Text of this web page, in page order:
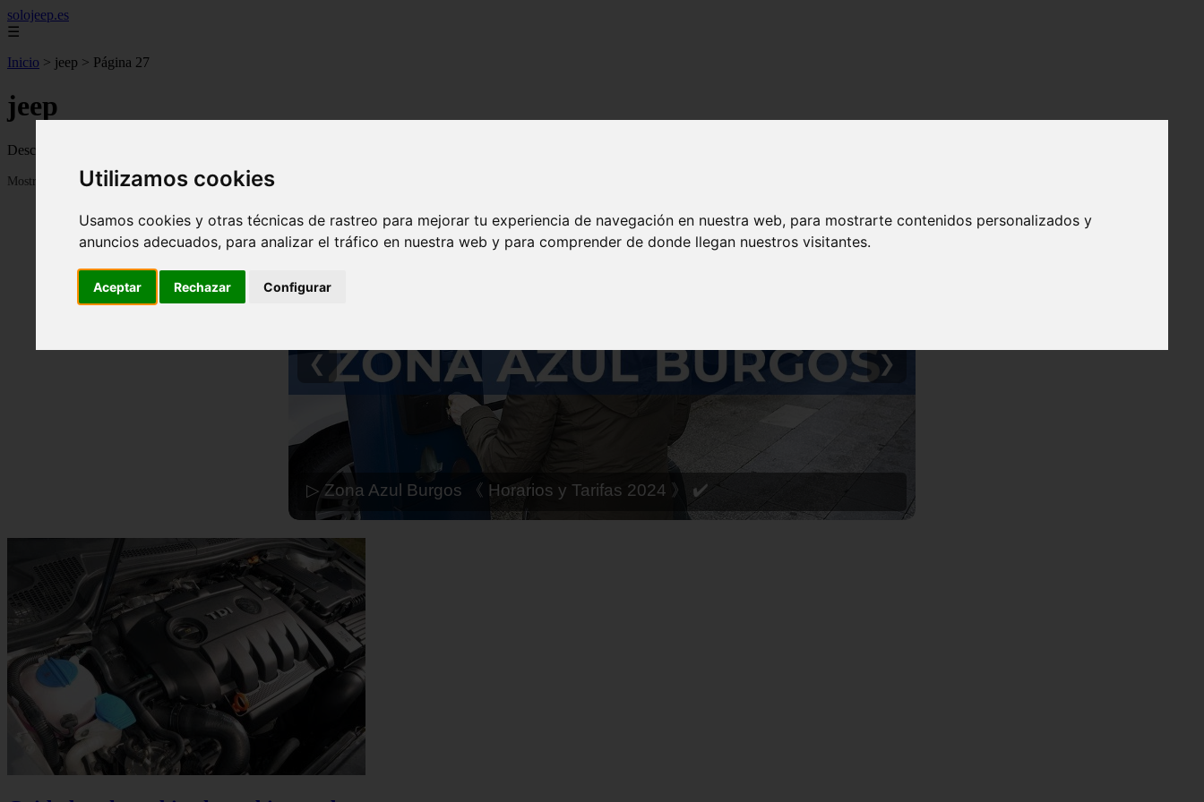
Utilizamos cookies
Usamos cookies y otras técnicas de rastreo para mejorar tu experiencia de navegación en nuestra web, para mostrarte contenidos personalizados y
anuncios adecuados, para analizar el tráfico en nuestra web y para comprender de donde llegan nuestros visitantes.
Aceptar Rechazar Configurar
solojeep.es
☰
Inicio > jeep > Página 27
jeep
Descubre todas las noticias de la categoría jeep. Artículos actualizados y contenido de calidad en solojeep.es.
Mostrando 625 - 648 de 3332 artículos
▷ Zona Azul Córdoba 《 Horarios y Tarifas 2024 》 ✔️
❮ ❯